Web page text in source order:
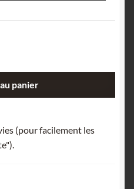
panier
(pour facilement les